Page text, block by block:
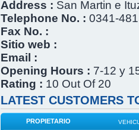
Address : San Martin e
Telephone No. : 0341-
Fax No. :
Sitio web :
Email :
Opening Hours : 7-12 y
Rating : 10 Out Of 20
LATEST CUSTOMERS
PROPIETARIO